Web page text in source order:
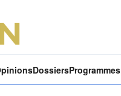
DossiersProgrammes